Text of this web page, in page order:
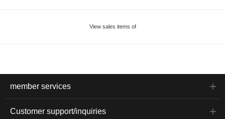
View sales items of
member services
Customer support/inquiries